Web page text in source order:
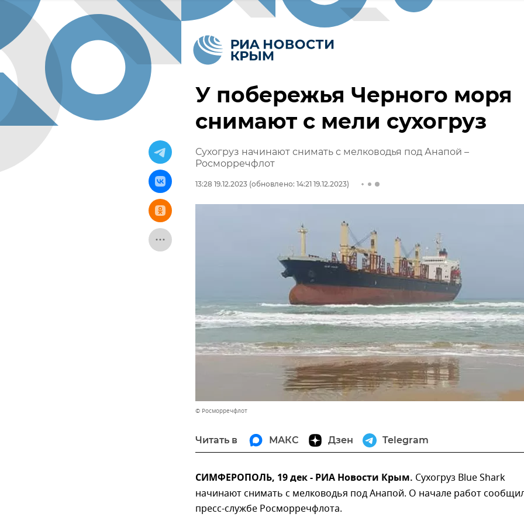
У побережья Черного моря
снимают с мели сухогруз
Сухогруз начинают снимать с мелководья под Анапой –
Росморречфлот
13:28 19.12.2023 (обновлено: 14:21 19.12.2023)
© Росморречфлот
Читать в МАКС Дзен Telegram
СИМФЕРОПОЛЬ, 19 дек - РИА Новости Крым. Сухогруз Blue Shark
начинают снимать с мелководья под Анапой. О начале работ
пресс-службе Росморречфлота.